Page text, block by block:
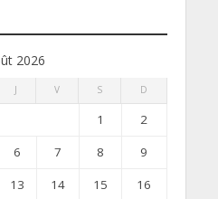
2026
J V S D
1
2
6 7 8
9
13 14 15
16